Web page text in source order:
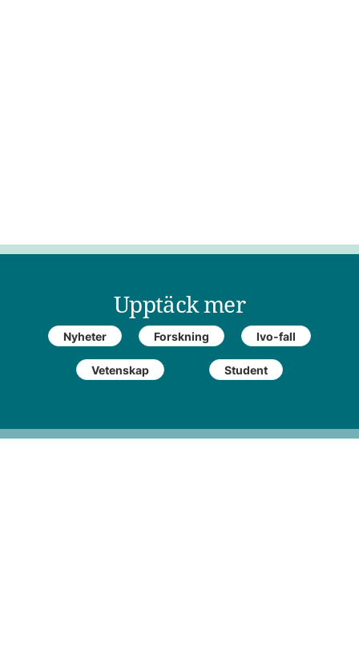
Upptäck mer
Nyheter Forskning Ivo-fall
Vetenskap Student